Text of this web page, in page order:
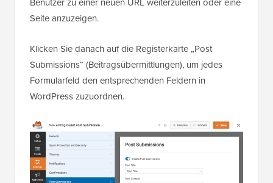
Seite anzuzeigen.
Klicken Sie danach auf die Registerkarte „Post
Submissions“ (Beitragsübermittlungen), um jedes
Formularfeld den entsprechenden Feldern in
WordPress zuzuordnen.